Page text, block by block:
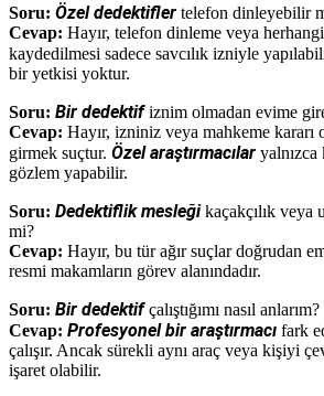
Soru: Özel dedektifler telefon dinleyebilir
Cevap: Hayır, telefon dinleme veya
kaydedilmesi sadece savcılık izniyle
bir yetkisi yoktur.
Soru: Bir dedektifiznim olmadan evime
Cevap: Hayır, izniniz veya mahkeme kararı
girmek suçtur. Özel araştırmacılar yalnızca
gözlem yapabilir.
Soru: Dedektiflik mesleğikaçakçılık veya
mi?
Cevap: Hayır, bu tür ağır suçlar doğrudan
resmi makamların görev alanındadır.
Soru: Bir dedektifçalıştığımı nasıl anlarım?
Cevap: Profesyonel bir araştırmacı fark
çalışır. Ancak sürekli aynı araç veya kişiyi
işaret olabilir.